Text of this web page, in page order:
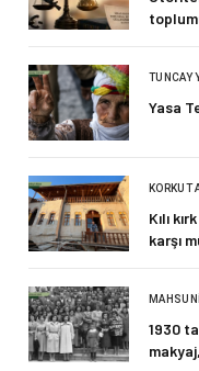
TUNCAY
Yasa
KORKUT
Kılı
karşı
MAHSUNI
1930